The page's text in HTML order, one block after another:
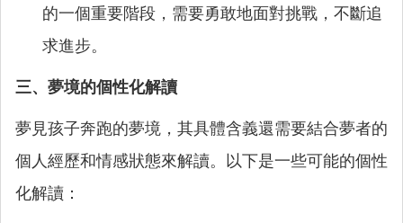
的一個重要階段，需要勇敢地面對挑戰，不斷追
求進步。
三、夢境的個性化解讀
夢見孩子奔跑的夢境，其具體含義還需要結合夢者的
個人經歷和情感狀態來解讀。以下是一些可能的個性
化解讀：